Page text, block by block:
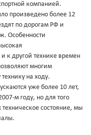
компанией.
произведено более 12
по дорогам РФ и
Особенности
и к другой технике времен
многим
на ходу.
уже более 10 лет,
м году, но для того
состояние, мы